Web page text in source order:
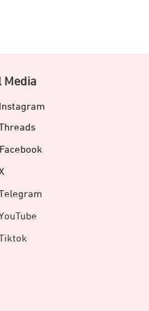
lintas perangkat. Pengguna
berjalan lebih praktis dan
Media
Instagram
Facebook